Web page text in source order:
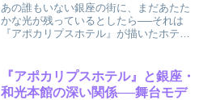
あの誰もいない銀座の街に、まだあたた
かな光が残っているとしたら──それは
『アポカリプスホテル』が描いたホテル
た本作は、文明の崩壊後も人を待ち続け
るロボットたちの健気...
『アポカリプスホテル』と銀座・
和光本館の深い関係──舞台モデ